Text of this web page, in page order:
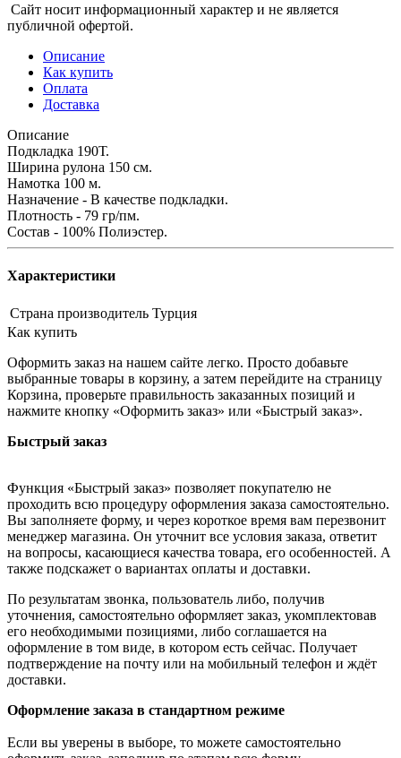
Сайт носит информационный характер и не является
публичной офертой.
Описание
Как купить
Оплата
Доставка
Описание
Подкладка 190Т.
Ширина рулона 150 см.
Намотка 100 м.
Назначение - В качестве подкладки.
Плотность - 79 гр/пм.
Состав - 100% Полиэстер.
Характеристики
Страна производитель Турция
Как купить
Оформить заказ на нашем сайте легко. Просто добавьте
выбранные товары в корзину, а затем перейдите на страницу
Корзина, проверьте правильность заказанных позиций и
нажмите кнопку «Оформить заказ» или «Быстрый заказ».
Быстрый заказ
Функция «Быстрый заказ» позволяет покупателю не
проходить всю процедуру оформления заказа самостоятельно.
Вы заполняете форму, и через короткое время вам перезвонит
менеджер магазина. Он уточнит все условия заказа, ответит
на вопросы, касающиеся качества товара, его особенностей. А
также подскажет о вариантах оплаты и доставки.
По результатам звонка, пользователь либо, получив
уточнения, самостоятельно оформляет заказ, укомплектовав
его необходимыми позициями, либо соглашается на
оформление в том виде, в котором есть сейчас. Получает
подтверждение на почту или на мобильный телефон и ждёт
доставки.
Оформление заказа в стандартном режиме
Если вы уверены в выборе, то можете самостоятельно